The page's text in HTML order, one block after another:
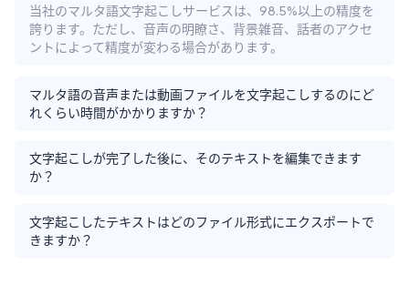
当社のマルタ語文字起こしサービスは、98.5%以上の精度を
誇ります。ただし、音声の明瞭さ、背景雑音、話者のアクセ
ントによって精度が変わる場合があります。
マルタ語の音声または動画ファイルを文字起こしするのにど
れくらい時間がかかりますか？
文字起こしが完了した後に、そのテキストを編集できます
か？
文字起こしたテキストはどのファイル形式にエクスポートで
きますか？